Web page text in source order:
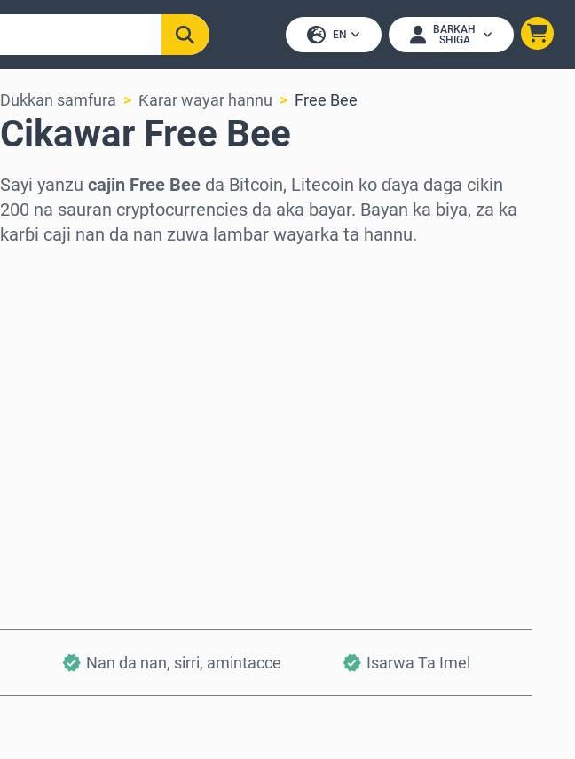
EN
BARKAH
SHIGA
Dukkan samfura Ƙarar wayar hannu Free Bee
Cikawar Free Bee
Sayi yanzu cajin Free Bee da Bitcoin, Litecoin ko ɗaya daga cikin
200 na sauran cryptocurrencies da aka bayar. Bayan ka biya, za ka
karɓi caji nan da nan zuwa lambar wayarka ta hannu.
Nan da nan, sirri, amintacce Isarwa Ta Imel